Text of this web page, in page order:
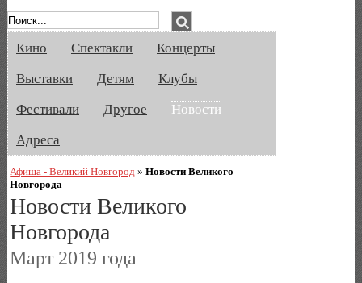
Кино Спектакли
Концерты
Выставки
Детям
Клубы
Фестивали
Другое
Новости
Адреса
Афиша - Великий Новгород »Новости Великого
Новгорода
Новости Великого
Новгорода
Март 2019 года